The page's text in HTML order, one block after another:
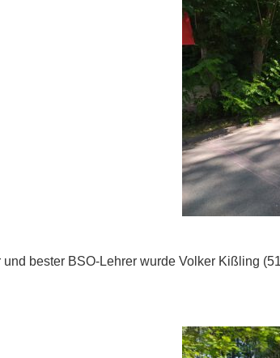
bester BSO-Lehrer wurde Volker Kißling